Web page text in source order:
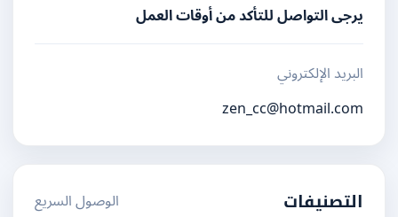
يرجى التواصل للتأكد من أوقات العمل
البريد الإلكتروني
zen_cc@hotmail.com
التصنيفات الوصول السريع